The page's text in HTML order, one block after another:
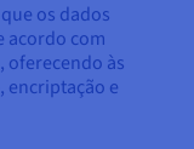
os dados
acordo com
oferecendo às
encriptação e